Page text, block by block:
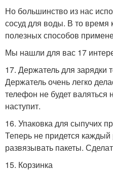
Но большинство из нас
сосуд для воды. В то время
полезных способов
Мы нашли для вас 17
17. Держатель для зарядки
Держатель очень легко
телефон не будет валяться
наступит.
16. Упаковка для сыпучих
Теперь не придется каждый
развязывать пакеты.
15. Корзинка